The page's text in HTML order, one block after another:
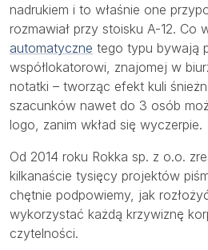
nadrukiem i to właśnie one
rozmawiał przy stoisku A-12. Co
automatyczne tego typu bywają
współlokatorowi, znajomej w
notatki – tworząc efekt kuli
szacunków nawet do 3 osób
logo, zanim wkład się wyczerpie.
Od 2014 roku Rokka sp. z o.o.
kilkanaście tysięcy projektów
chętnie podpowiemy, jak
wykorzystać każdą krzywiznę
czytelności.